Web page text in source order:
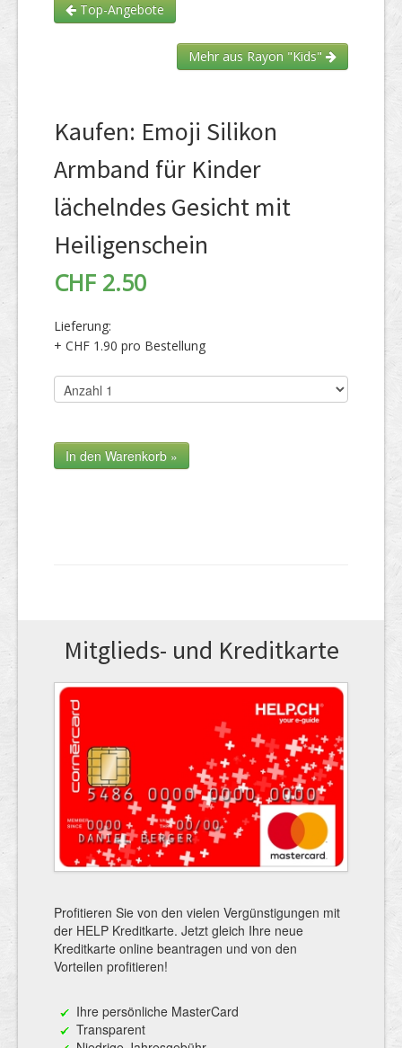
Top-Angebote
Mehr aus Rayon "Kids"
Kaufen: Emoji Silikon
Armband für Kinder
lächelndes Gesicht mit
Heiligenschein
CHF 2.50
Lieferung:
+ CHF 1.90 pro Bestellung
Mitglieds- und Kreditkarte
Profitieren Sie von den vielen Vergünstigungen mit
der HELP Kreditkarte. Jetzt gleich Ihre neue
Kreditkarte online beantragen und von den
Vorteilen profitieren!
Ihre persönliche MasterCard
Transparent